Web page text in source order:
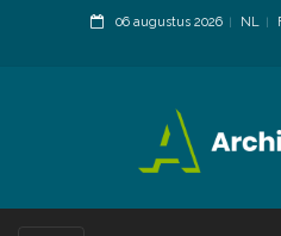
06 augustus 2026 NL